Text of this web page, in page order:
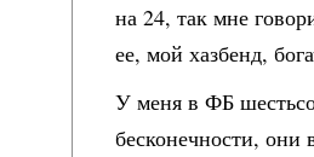
на 24, так мне
ее, мой хазбенд,
У меня в ФБ
бесконечности, они